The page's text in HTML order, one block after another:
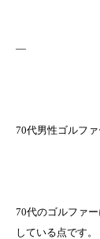
—
70代男性ゴルフ
70代のゴルファ
している点です。